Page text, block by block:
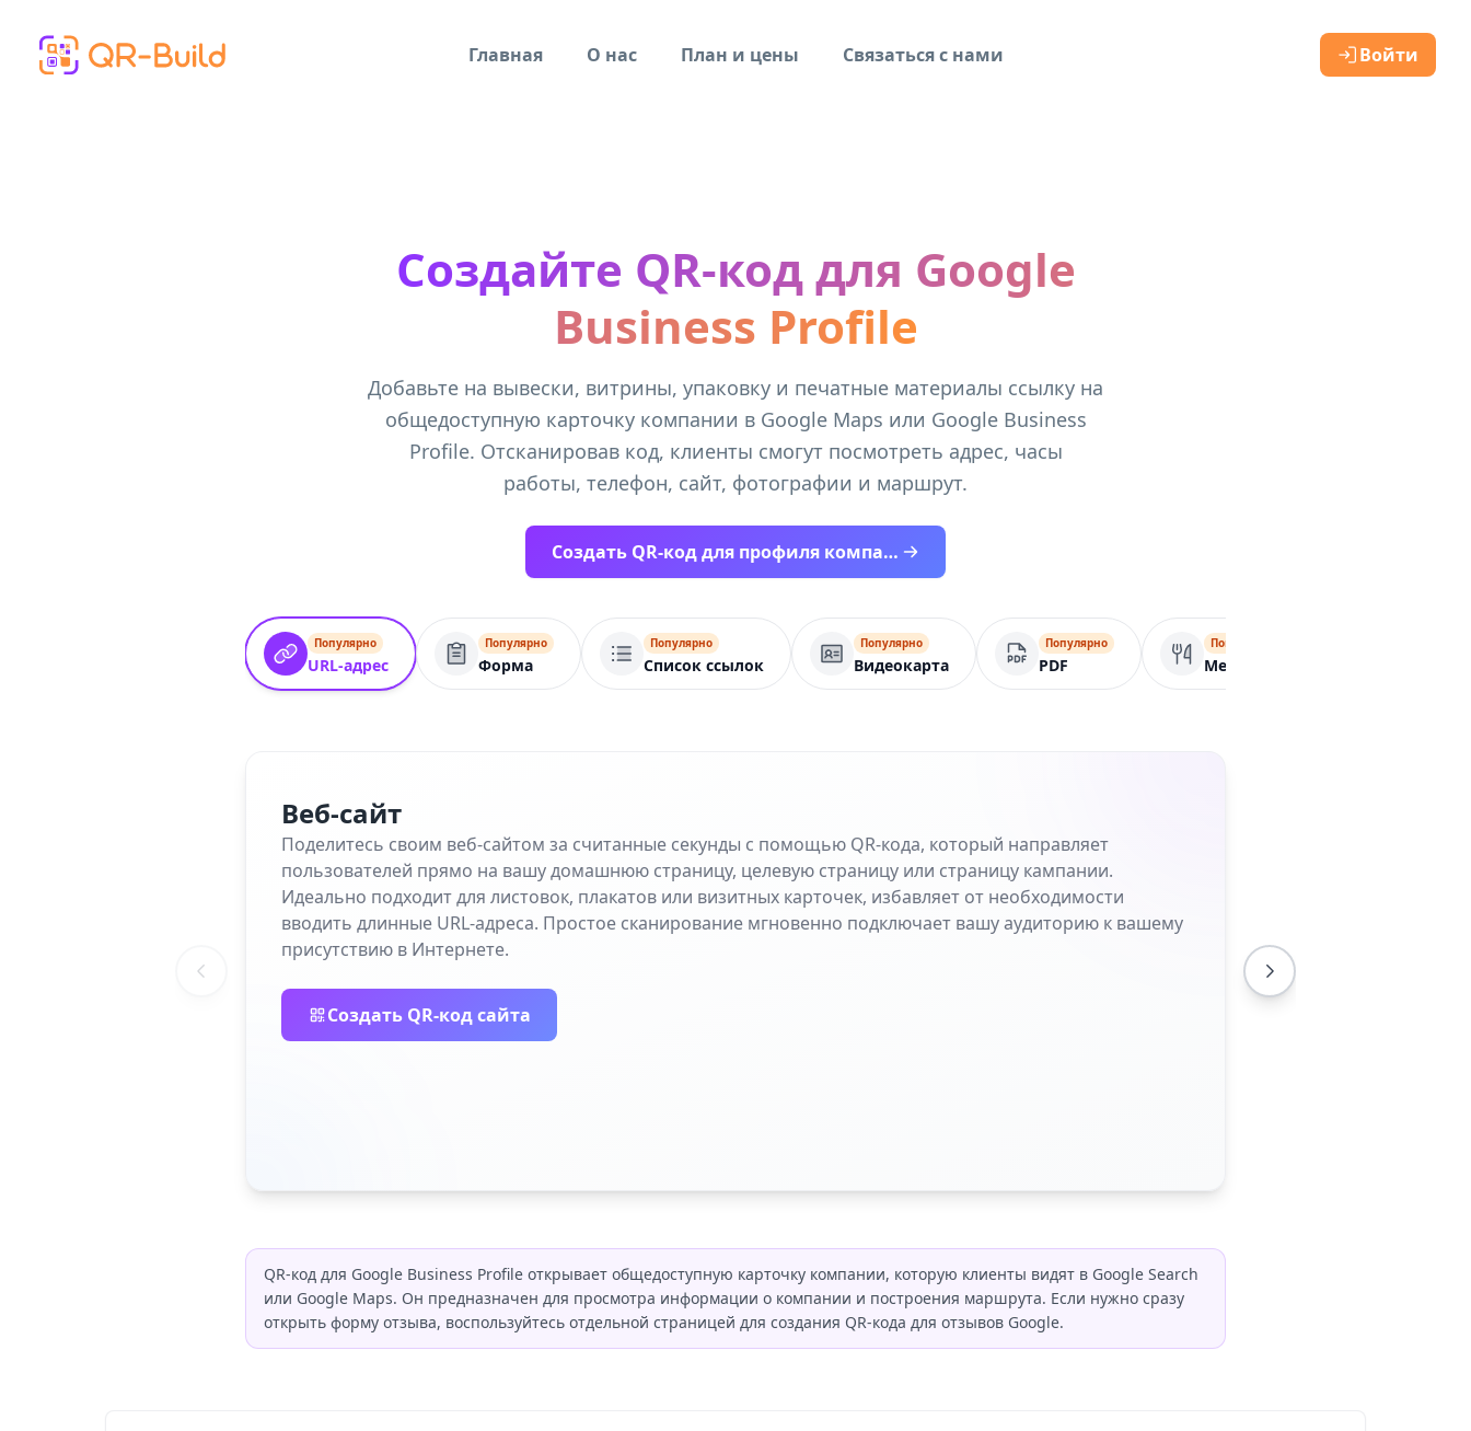
Главная
О нас План и цены Связаться с нами Войти
Создайте QR-код для Google
Business Profile
Добавьте на вывески, витрины, упаковку и печатные материалы ссылку на
общедоступную карточку компании в Google Maps или Google Business
Profile. Отсканировав код, клиенты смогут посмотреть адрес, часы
работы, телефон, сайт, фотографии и маршрут.
Создать QR-код для профиля компании
Популярно
URL-адрес
Популярно
Форма
Популярно
Список ссылок
Популярно
Видеокарта
Популярно
PDF
Популярно
Меню
Веб-сайт
Поделитесь своим веб-сайтом за считанные секунды с помощью QR-кода, который направляет
пользователей прямо на вашу домашнюю страницу, целевую страницу или страницу кампании.
Идеально подходит для листовок, плакатов или визитных карточек, избавляет от необходимости
вводить длинные URL-адреса. Простое сканирование мгновенно подключает вашу аудиторию к вашему
присутствию в Интернете.
Создать QR-код сайта
QR-код для Google Business Profile открывает общедоступную карточку компании, которую клиенты видят в Google Search
или Google Maps. Он предназначен для просмотра информации о компании и построения маршрута. Если нужно сразу
открыть форму отзыва, воспользуйтесь отдельной страницей для создания QR-кода для отзывов Google.